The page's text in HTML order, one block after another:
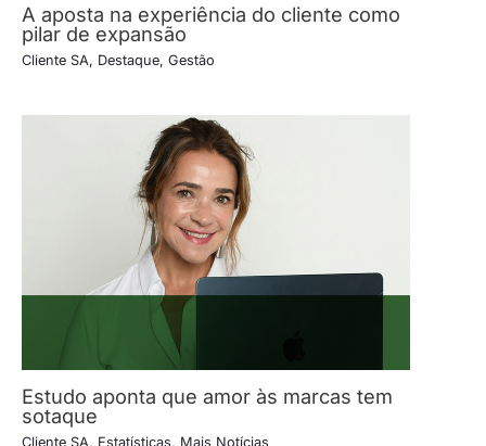
A aposta na experiência do cliente como
pilar de expansão
Cliente SA, Destaque, Gestão
Estudo aponta que amor às marcas tem
sotaque
Cliente SA, Estatísticas, Mais Notícias